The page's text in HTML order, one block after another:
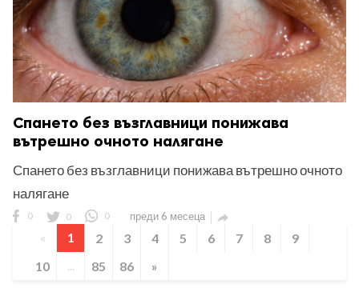
Спането без възглавници понижава
вътрешно очното налягане
Спането без възглавници понижава вътрешно очното
налягане
0 0 0 преди 6 месеца

«
1 2 3 4 5 6 7 8
9
10
... 85 86 »